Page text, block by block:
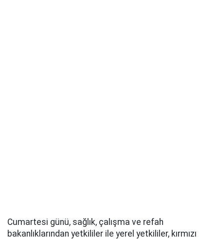
Cumartesi günü, sağlık, çalışma ve refah
bakanlıklarından yetkililer ile yerel yetkililer, kırmızı